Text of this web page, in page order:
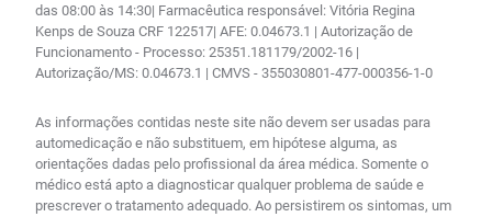
das 08:00 às 14:30| Farmacêutica responsável: Vitória Regina
Kenps de Souza CRF 122517| AFE: 0.04673.1 | Autorização de
Funcionamento - Processo: 25351.181179/2002-16 |
Autorização/MS: 0.04673.1 | CMVS - 355030801-477-000356-1-0
As informações contidas neste site não devem ser usadas para
automedicação e não substituem, em hipótese alguma, as
orientações dadas pelo profissional da área médica. Somente o
médico está apto a diagnosticar qualquer problema de saúde e
prescrever o tratamento adequado. Ao persistirem os sintomas, um